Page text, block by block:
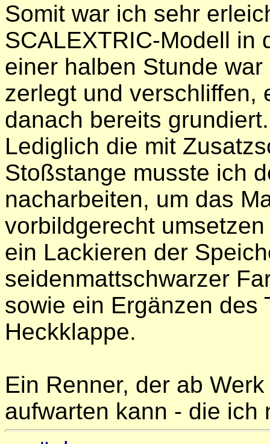
Somit war ich sehr
SCALEXTRIC-Modell in
einer halben Stunde
zerlegt und verschliffen,
danach bereits
Lediglich die mit
Stoßstange musste ich
nacharbeiten, um das
vorbildgerecht
ein Lackieren der
seidenmattschwarzer
sowie ein Ergänzen des
Heckklappe.
Ein Renner, der ab
aufwarten kann - die ich